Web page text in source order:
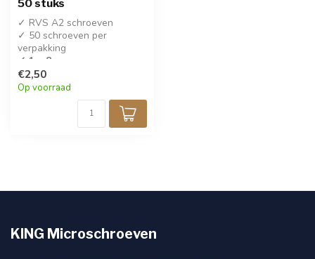
50 stuks
✓ RVS A2 schroeven
✓ 50 schroeven per
verpakking
✓ 1 x 8 mm
✓ Verzonken kop - Kruiskop
€2,50
Op voorraad
KING Microschroeven